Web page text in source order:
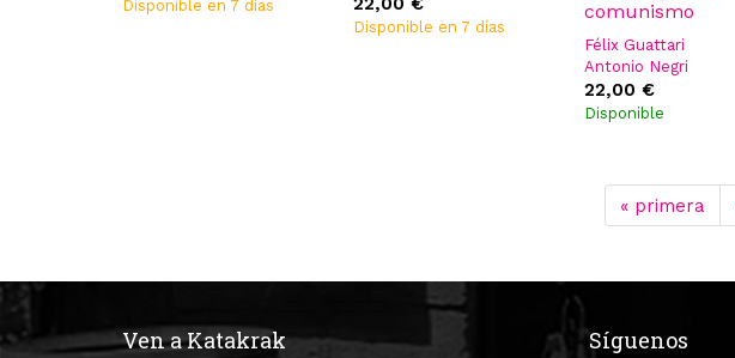
Disponible en 7 días
Disponible en 7 días
comunismo
Félix Guattari
Antonio Negri
22,00 €
Disponible
« primera
Ven a Katakrak Síguenos